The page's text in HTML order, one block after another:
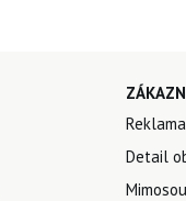
Detail